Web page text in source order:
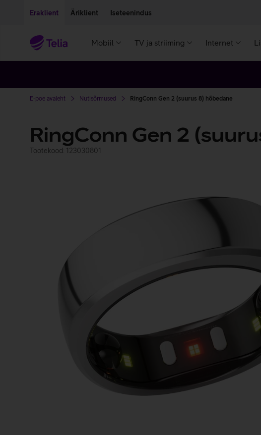
Eraklient Äriklient Iseteenindus
Mobiil TV ja striiming Internet
E-poe avaleht Nutisõrmused RingConn Gen 2 (suurus 8) hõbedane
RingConn Gen 2
Tootekood: 123030801